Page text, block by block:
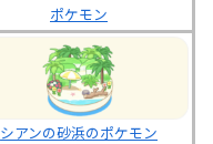
ポケモン
シアンの砂浜のポケモン